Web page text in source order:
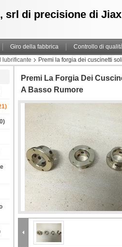
srl di precisione di
Giro della fabbrica Controllo di
lubrificante Premi la forgia dei cuscinetti
Premi La Forgia Dei
A Basso Rumore